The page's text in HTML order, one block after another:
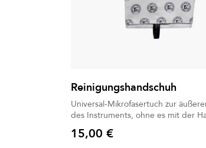
Reinigungshandschuh
Universal-Mikrofasertuch zur äußeren
des Instruments, ohne es mit der
Preis
15,00 €